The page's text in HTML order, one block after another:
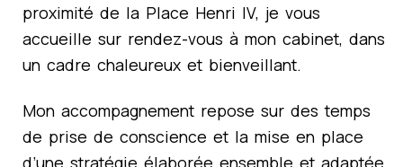
proximité de la Place Henri IV, je vous
accueille sur rendez-vous à mon cabinet, dans
un cadre chaleureux et bienveillant.
Mon accompagnement repose sur des temps
de prise de conscience et la mise en place
d’une stratégie élaborée ensemble et adaptée